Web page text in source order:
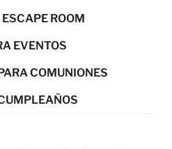
ROOM
EVENTOS
COMUNIONES